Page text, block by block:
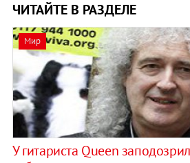
ЧИТАЙТЕ В РАЗДЕЛЕ
Мир
У гитариста Queen